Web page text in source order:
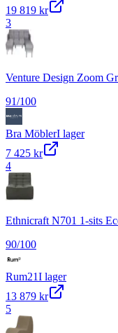
19 819 kr
3
Venture Design Zoom
91/100
Bra MöblerI lager
7 425 kr
4
Ethnicraft N701 1-sits
90/100
Rum21I lager
13 879 kr
5